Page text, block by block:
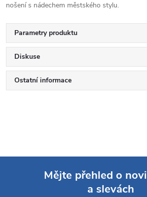
nošení s nádechem městského stylu.
Parametry produktu
Diskuse
Ostatní informace
Mějte přehled o
a slevách